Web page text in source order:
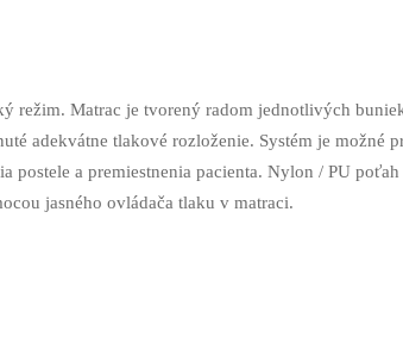
režim. Matrac je tvorený radom jednotlivých
adekvátne tlakové rozloženie. Systém je možné
postele a premiestnenia pacienta. Nylon / PU
jasného ovládača tlaku v matraci.